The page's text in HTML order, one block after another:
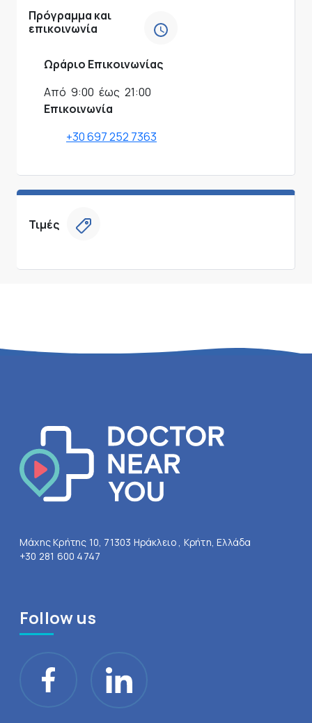
Πρόγραμμα και
επικοινωνία
Ωράριο Επικοινωνίας
Από 9:00 έως 21:00
Επικοινωνία
+30 697 252 7363
Τιμές
Μάχης Κρήτης 10, 71303 Ηράκλειο , Κρήτη, Ελλάδα
+30 281 600 4747
Follow us